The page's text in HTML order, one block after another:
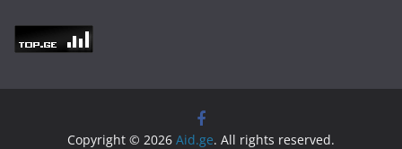
Copyright © 2026 Aid.ge. All rights reserved.